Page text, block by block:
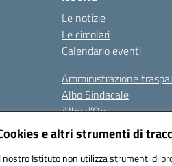
e altri strumenti di
nostro Istituto non utilizza strumenti di
Le notizie
Le circolari
Calendario eventi
Amministrazione
Albo Sindacale
Albo d’Oro
Sicurezza
Erasmus